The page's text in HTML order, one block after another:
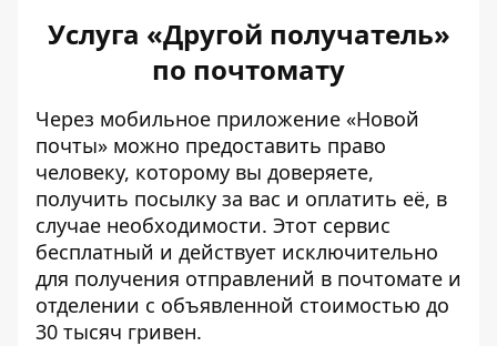
Услуга «Другой получатель»
по почтомату
Через мобильное приложение «Новой
почты» можно предоставить право
человеку, которому вы доверяете,
получить посылку за вас и оплатить её, в
случае необходимости. Этот сервис
бесплатный и действует исключительно
для получения отправлений в почтомате и
отделении с объявленной стоимостью до
30 тысяч гривен.